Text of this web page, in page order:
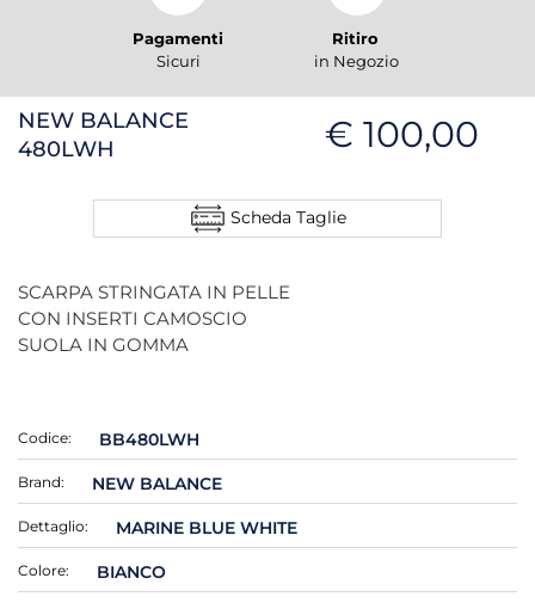
Pagamenti
Sicuri
Ritiro
in Negozio
NEW BALANCE
480LWH
€ 100,00
Scheda Taglie
SCARPA STRINGATA IN PELLE
CON INSERTI CAMOSCIO
SUOLA IN GOMMA
Codice: BB480LWH
Brand: NEW BALANCE
Dettaglio: MARINE BLUE WHITE
Colore: BIANCO